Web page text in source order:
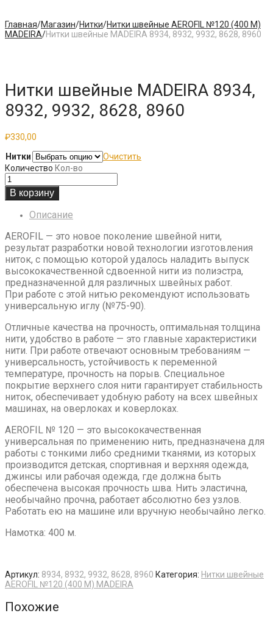
Главная/Магазин/Нитки/Нитки швейные AEROFIL №120 (400 М)
MADEIRA/Нитки швейные MADEIRA 8934, 8932, 9932, 8628, 8960
Нитки швейные MADEIRA 8934,
8932, 9932, 8628, 8960
₽330,00
Нитки
Очистить
Количество Кол-во
В корзину
Описание
AEROFIL — это новое поколение швейной нити,
результат разработки новой технологии изготовления
ниток, с помощью которой удалось наладить выпуск
высококачественной сдвоенной нити из полиэстра,
предназначенной для различных швейных работ.
При работе с этой нитью рекомендуют использовать
универсальную иглу (№75-90).
Отличные качества на прочность, оптимальная толщина
нити, удобство в работе — это главные характеристики
нити. При работе отвечают основным требованиям —
универсальность, устойчивость к переменной
температуре, прочность на порыв. Специальное
покрытие верхнего слоя нити гарантирует стабильность
ниток, обеспечивает удобную работу на всех швейных
машинах, на оверлоках и коверлоках.
AEROFIL № 120 — это высококачественная
универсальная по применению нить, предназначена для
работы с тонкими либо средними тканями, из которых
производится детская, спортивная и верхняя одежда,
джинсы или рабочая одежда, где должна быть
обеспечена высокая прочность шва. Нить эластична,
необычайно прочна, работает абсолютно без узлов.
Работать ею на машине или вручную необычайно легко.
Намотка: 400 м.
Артикул: 8934, 8932, 9932, 8628, 8960 Категория: Нитки швейные
AEROFIL №120 (400 М) MADEIRA
Похожие